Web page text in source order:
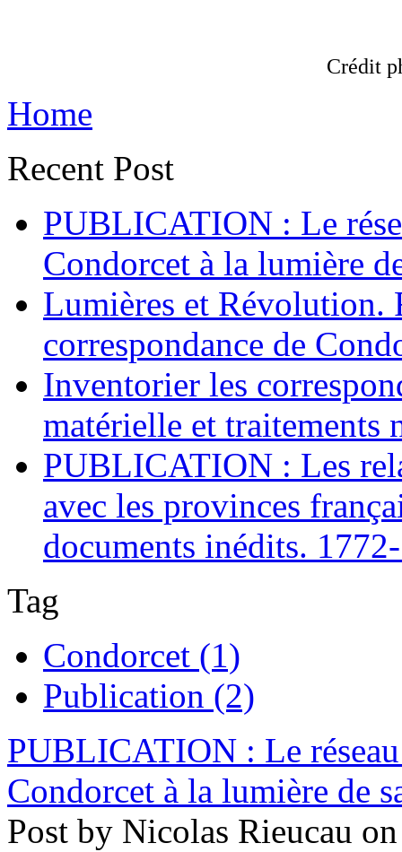
Crédit
Home
Recent Post
PUBLICATION : Le
Condorcet à la lumière
Lumières et Révolution.
correspondance de
Inventorier les
matérielle et traitements
PUBLICATION : Les
avec les provinces
documents inédits.
Tag
Condorcet (1)
Publication (2)
PUBLICATION : Le
Condorcet à la lumière de
Post by Nicolas Rieucau